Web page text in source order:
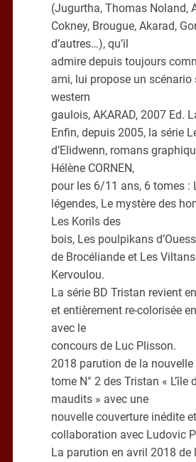
(Jugurtha, Thomas Noland,
Cokney, Brougue, Akarad,
d’autres…), qu’il
admire depuis toujours
ami, lui propose un scénario
western
gaulois, AKARAD, 2007 Ed.
Enfin, depuis 2005, la série
d’Elidwenn, romans
Hélène CORNEN,
pour les 6/11 ans, 6 tomes :
légendes, Le mystère des
Les Korils des
bois, Les poulpikans
de Brocéliande et Les
Kervoulou.
La série BD Tristan revient
et entièrement re-colorisée
avec le
concours de Luc Plisson.
2018 parution de la
tome N° 2 des Tristan « L’île
maudits » avec une
nouvelle couverture inédite
collaboration avec Ludovic
La parution en avril 2018 de